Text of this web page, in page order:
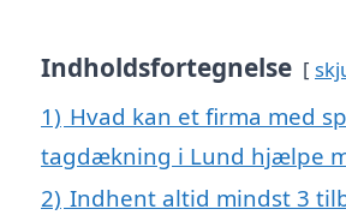
Indholdsfortegnelse
1) Hvad kan et firma med
tagdækning i Lund hjælpe
2) Indhent altid mindst 3